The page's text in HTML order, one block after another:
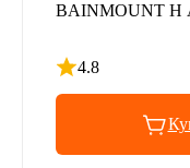
BAINMOUNT H
4.8
Рейтинг 4.8 из 5